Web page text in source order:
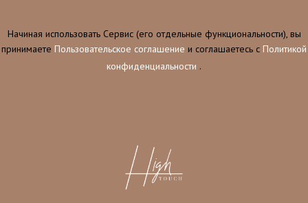
Начиная использовать Сервис (его отдельные функциональности), вы
принимаете Пользовательское соглашение и соглашаетесь c Политикой
конфиденциальности .